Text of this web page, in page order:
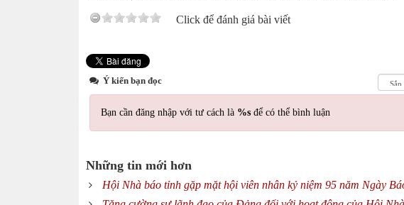
Click để đánh giá bài viết
Ý kiến bạn đọc
Bạn cần đăng nhập với tư cách là %s để có thể bình luận
Những tin mới hơn
Hội Nhà báo tỉnh gặp mặt hội viên nhân kỷ niệm 95 năm Ngày